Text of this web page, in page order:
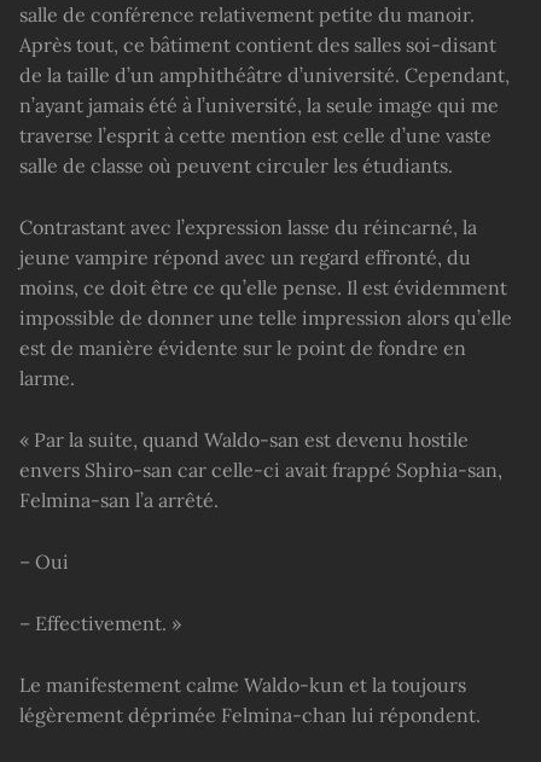
salle de conférence relativement petite du manoir.
Après tout, ce bâtiment contient des salles soi-disant
de la taille d’un amphithéâtre d’université. Cependant,
n’ayant jamais été à l’université, la seule image qui me
traverse l’esprit à cette mention est celle d’une vaste
salle de classe où peuvent circuler les étudiants.
Contrastant avec l’expression lasse du réincarné, la
jeune vampire répond avec un regard effronté, du
moins, ce doit être ce qu’elle pense. Il est évidemment
impossible de donner une telle impression alors qu’elle
est de manière évidente sur le point de fondre en
larme.
« Par la suite, quand Waldo-san est devenu hostile
envers Shiro-san car celle-ci avait frappé Sophia-san,
Felmina-san l’a arrêté.
– Oui
– Effectivement. »
Le manifestement calme Waldo-kun et la toujours
légèrement déprimée Felmina-chan lui répondent.